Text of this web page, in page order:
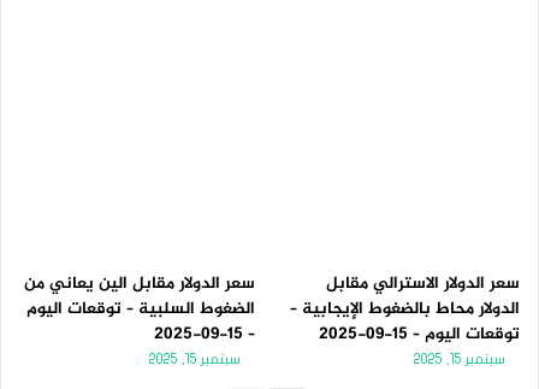
سعر الدولار الاسترالي مقابل
الدولار محاط بالضغوط الإيجابية –
توقعات اليوم – 15-09-2025
سبتمبر 15, 2025
سعر الدولار مقابل الين يعاني من
الضغوط السلبية – توقعات اليوم
– 15-09-2025
سبتمبر 15, 2025